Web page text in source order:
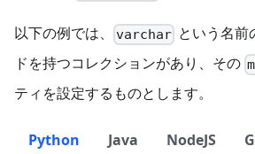
以下の例では、 varchar という名
ドを持つコレクションがあり、その
ティを設定するものとします。
Python Java NodeJS